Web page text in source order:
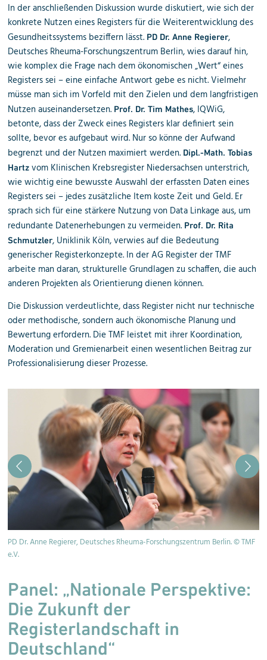
In der anschließenden Diskussion wurde diskutiert, wie sich der
konkrete Nutzen eines Registers für die Weiterentwicklung des
Gesundheitssystems beziffern lässt. PD Dr. Anne Regierer,
Deutsches Rheuma-Forschungszentrum Berlin, wies darauf hin,
wie komplex die Frage nach dem ökonomischen „Wert“ eines
Registers sei – eine einfache Antwort gebe es nicht. Vielmehr
müsse man sich im Vorfeld mit den Zielen und dem langfristigen
Nutzen auseinandersetzen. Prof. Dr. Tim Mathes, IQWiG,
betonte, dass der Zweck eines Registers klar definiert sein
sollte, bevor es aufgebaut wird. Nur so könne der Aufwand
begrenzt und der Nutzen maximiert werden. Dipl.-Math. Tobias
Hartz vom Klinischen Krebsregister Niedersachsen unterstrich,
wie wichtig eine bewusste Auswahl der erfassten Daten eines
Registers sei – jedes zusätzliche Item koste Zeit und Geld. Er
sprach sich für eine stärkere Nutzung von Data Linkage aus, um
redundante Datenerhebungen zu vermeiden. Prof. Dr. Rita
Schmutzler, Uniklinik Köln, verwies auf die Bedeutung
generischer Registerkonzepte. In der AG Register der TMF
arbeite man daran, strukturelle Grundlagen zu schaffen, die auch
anderen Projekten als Orientierung dienen können.
Die Diskussion verdeutlichte, dass Register nicht nur technische
oder methodische, sondern auch ökonomische Planung und
Bewertung erfordern. Die TMF leistet mit ihrer Koordination,
Moderation und Gremienarbeit einen wesentlichen Beitrag zur
Professionalisierung dieser Prozesse.
PD Dr. Anne Regierer, Deutsches Rheuma-Forschungszentrum Berlin. © TMF
e.V.
Panel: „Nationale Perspektive:
Die Zukunft der
Registerlandschaft in
Deutschland“